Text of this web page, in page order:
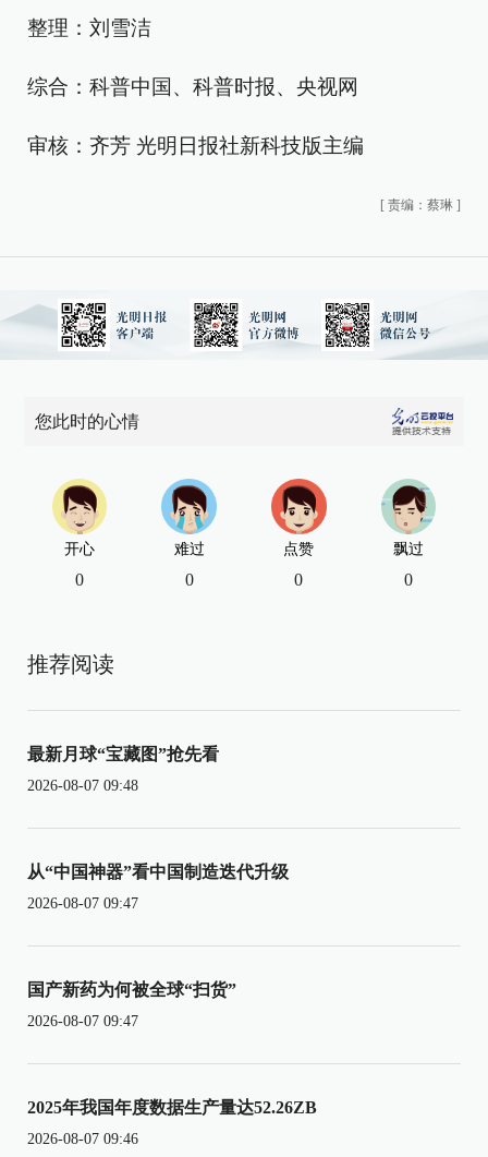
整理：刘雪洁
综合：科普中国、科普时报、央视网
审核：齐芳 光明日报社新科技版主编
[ 责编：蔡琳 ]
您此时的心情
开心
0
难过
0
点赞
0
飘过
0
推荐阅读
最新月球“宝藏图”抢先看
2026-08-07 09:48
从“中国神器”看中国制造迭代升级
2026-08-07 09:47
国产新药为何被全球“扫货”
2026-08-07 09:47
2025年我国年度数据生产量达52.26ZB
2026-08-07 09:46